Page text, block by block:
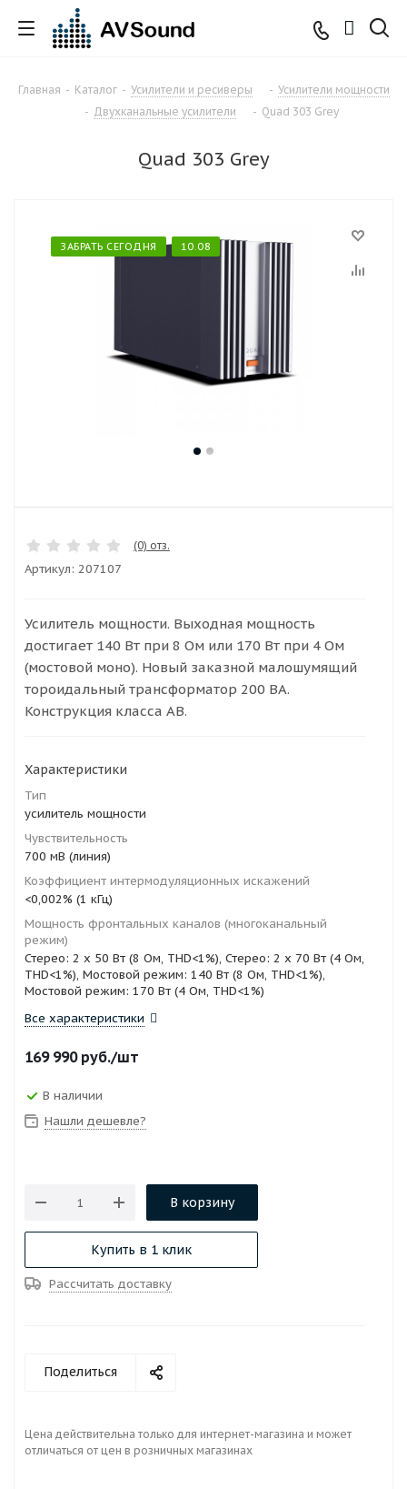
Главная - Каталог - Усилители и ресиверы - Усилители мощности
- Двухканальные усилители - Quad 303 Grey
Quad 303 Grey
ЗАБРАТЬ СЕГОДНЯ 10.08
(0) отз.
Артикул: 207107
Усилитель мощности. Выходная мощность
достигает 140 Вт при 8 Ом или 170 Вт при 4 Ом
(мостовой моно). Новый заказной малошумящий
тороидальный трансформатор 200 ВА.
Конструкция класса AB.
Характеристики
Тип
усилитель мощности
Чувствительность
700 мВ (линия)
Коэффициент интермодуляционных искажений
<0,002% (1 кГц)
Мощность фронтальных каналов (многоканальный
режим)
Стерео: 2 x 50 Вт (8 Ом, THD<1%), Стерео: 2 x 70 Вт (4 Ом,
THD<1%), Мостовой режим: 140 Вт (8 Ом, THD<1%),
Мостовой режим: 170 Вт (4 Ом, THD<1%)
Все характеристики
169 990руб./шт
В наличии
Нашли дешевле?
В корзину
Купить в 1 клик
Рассчитать доставку
Поделиться
Цена действительна только для интернет-магазина и может
отличаться от цен в розничных магазинах